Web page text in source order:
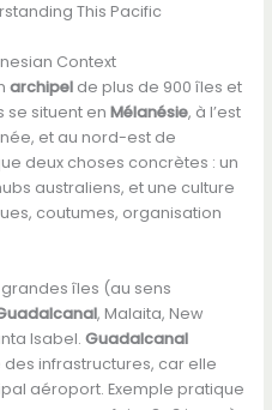
This Pacific
Context
archipelde plus de 900 îles et
se situent en Mélanésie, à l’est
et au nord-est de
deux choses concrètes : un
australiens, et une culture
coutumes, organisation
îles (au sens
, Malaita, New
Isabel. Guadalcanal
infrastructures, car elle
aéroport. Exemple pratique